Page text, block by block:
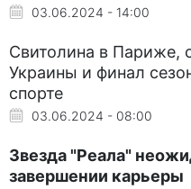
03.06.2024 - 14:00
Свитолина в Париже,
Украины и финал
спорте
03.06.2024 - 08:00
Звезда "Реала"
завершении карьеры